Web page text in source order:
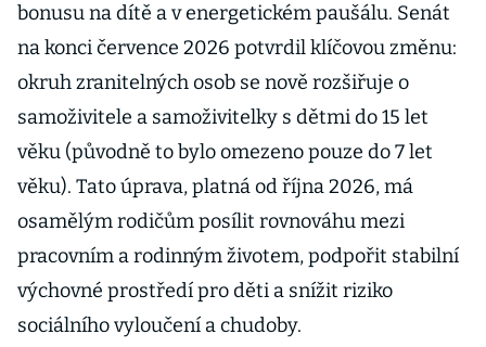
bonusu na dítě a v energetickém paušálu. Senát
na konci července 2026 potvrdil klíčovou změnu:
okruh zranitelných osob se nově rozšiřuje o
samoživitele a samoživitelky s dětmi do 15 let
věku (původně to bylo omezeno pouze do 7 let
věku). Tato úprava, platná od října 2026, má
osamělým rodičům posílit rovnováhu mezi
pracovním a rodinným životem, podpořit stabilní
výchovné prostředí pro děti a snížit riziko
sociálního vyloučení a chudoby.